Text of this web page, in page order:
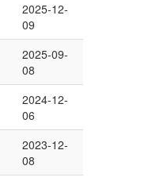
2025-12-
09
2025-09-
08
2024-12-
06
2023-12-
08